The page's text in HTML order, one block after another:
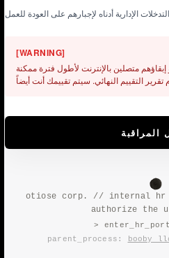
[WARNING]
متصلين بالإنترنت لأطول فترة ممكنة.
المراقبة
otiose corp. // internal hr
authorize the
>
parent_process:
booby